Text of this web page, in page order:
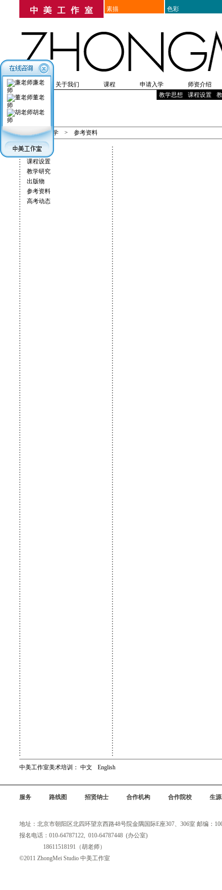
素描 色彩
首页
关于我们
培训历史
课程
高考美术培训
美院附中考前培训 出国留学美术培训
申请入学
入学须知 入学体检 办理
师资介绍
师资表
教师介绍 教辅
教学思想 课程设置
教学
> 教学 > 参考资料
教学思想
课程设置
教学研究
出版物
参考资料
高考动态
中美工作室美术培训： 中文 English
服务 路线图 招贤纳士 合作机构 合作院校 生
地址：北京市朝阳区北四环望京西路48号院金隅国际E座307、306室 邮编：
报名电话：010-64787122, 010-64787448 (办公室)
18611518191（胡老师）
©2011 ZhongMei Studio 中美工作室
廉老
师
董老
师
胡老
师